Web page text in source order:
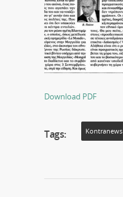
Download PDF
Tags: Kontranews